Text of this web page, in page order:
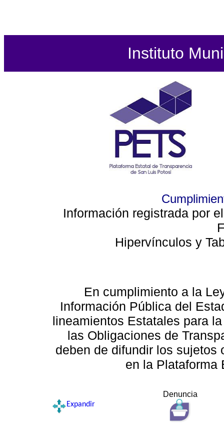
Instituto
Información registrada por
Hipervínculos y
En cumplimiento a la
Información Pública del
lineamientos Estatales para
las Obligaciones de
deben de difundir los sujetos
en la Plataforma
Denuncia
Expandir